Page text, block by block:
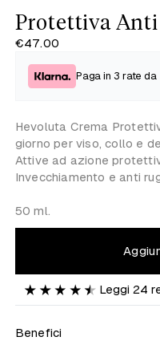
Protettiva Anti
€47.00
Paga in 3 rate da
Hevoluta Crema
giorno per viso, collo e
Attive ad azione
Invecchiamento e anti
50 ml.
Leggi 24
Benefici